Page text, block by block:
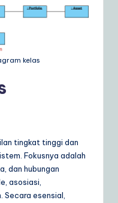
kelas
tingkat tinggi dan
Fokusnya adalah
dan hubungan
asosiasi,
Secara esensial,